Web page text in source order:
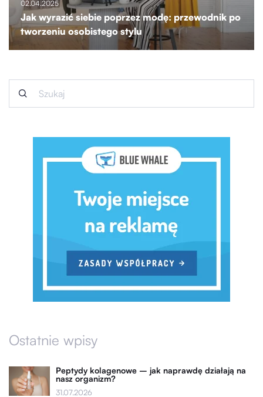
02.04.2025
Jak wyrazić siebie poprzez modę: przewodnik po
tworzeniu osobistego stylu
Ostatnie wpisy
Peptydy kolagenowe – jak naprawdę działają na
nasz organizm?
31.07.2026